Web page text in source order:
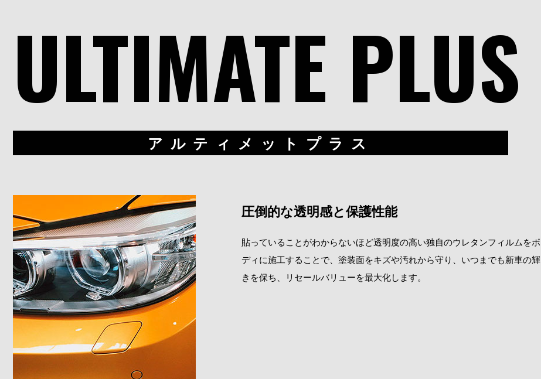
ULTIMATE PLUS
アルティメットプラス
圧倒的な透明感と保護性能
貼っていることがわからないほど透明度の高い独自のウレタンフィルムをボ
ディに施工することで、塗装面をキズや汚れから守り、いつまでも新車の輝
きを保ち、リセールバリューを最大化します。